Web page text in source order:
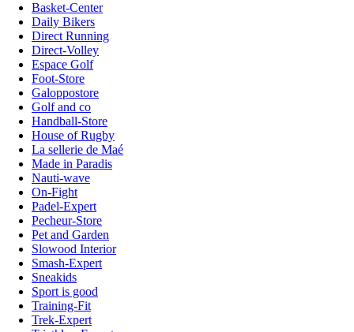
Basket-Center
Daily Bikers
Direct Running
Direct-Volley
Espace Golf
Foot-Store
Galoppostore
Golf and co
Handball-Store
House of Rugby
La sellerie de Maé
Made in Paradis
Nauti-wave
On-Fight
Padel-Expert
Pecheur-Store
Pet and Garden
Slowood Interior
Smash-Expert
Sneakids
Sport is good
Training-Fit
Trek-Expert